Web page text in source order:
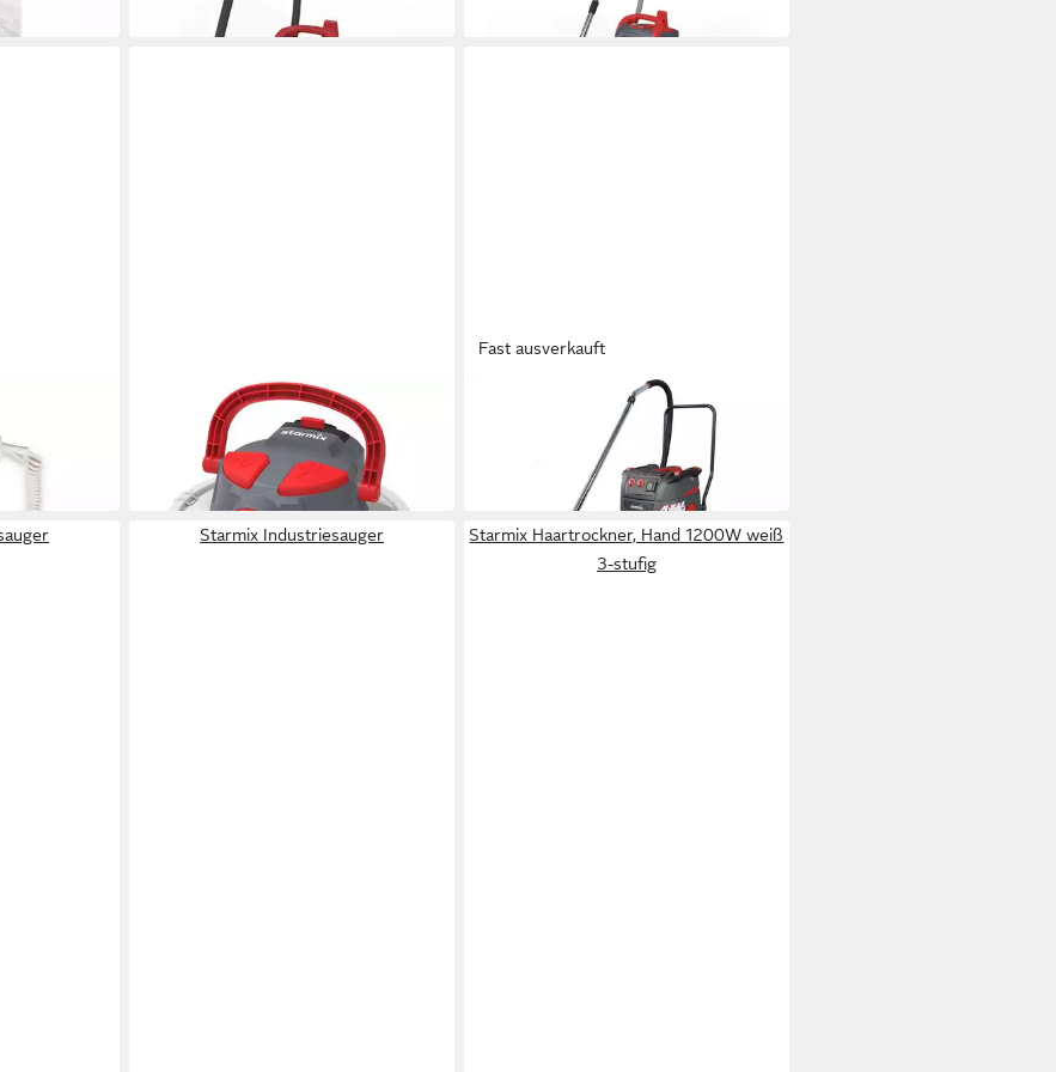
in 2-3 Werktagen bei dir
Industriesauger
137,45 €
mtl. in 12 Raten
in 2-3 Werktagen bei dir
Fast ausverkauft
mtl. in 48 Raten
in 2-3 Werktagen bei dir
Starmix Industriesauger
Starmix Haartrockner, Hand 1200W weiß
3-stufig